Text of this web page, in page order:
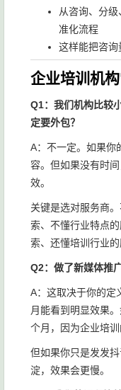
从咨询、分
准化流程
这样能把咨询
企业培训机
Q1：我们机构比较
定要外包？
A：不一定。如果你
容。但如果没有时
效。
关键是选对服务商
索、不懂行业特点
索、还懂培训行业的
Q2：做了新媒体推
A：这取决于你的定
月能看到明显效果
个月，因为企业培训
但如果你只是发发
淀，效果会更慢。